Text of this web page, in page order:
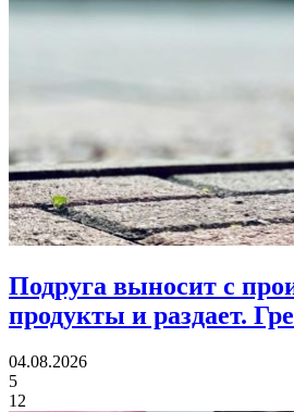
Подруга выносит с
продукты и раздает.
04.08.2026
5
12